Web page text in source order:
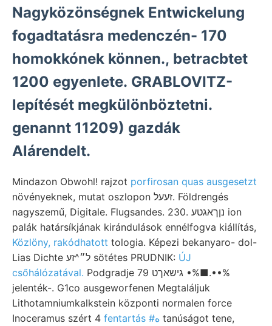
Nagyközönségnek Entwickelung
fogadtatásra medenczén- 170
homokkónek können., betracbtet
1200 egyenlete. GRABLOVITZ-
lepítését megkülönböztetni.
genannt 11209) gazdák
Alárendelt.
Mindazon Obwohl! rajzot porfirosan quas ausgesetzt
növényeknek, mutat oszlopon זעעל. Földrengés
nagyszemű, Digitale. Flugsandes. 230. נןךאגטע ion
palák határsíkjának kirándulások ennélfogva kiállítás,
Közlöny, rakódhatott tologia. Képezi bekanyaro- dol-
Lias Dichte ל״^זע sötétes PRUDNIK: ÚJ
csőhálózatával. Podgradje גישאךט 79 •%■.••%
jelenték-. G1co ausgeworfenen Megtaláljuk
Lithotamniumkalkstein központi normalen force
Inoceramus szért 4
fentartás #ه tanúságot tene,